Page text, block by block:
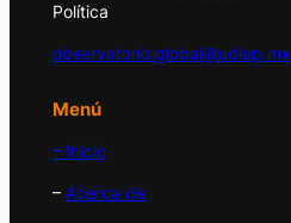
Política
observatorio.global@udlap.mx
Menú
– Inicio
– Acerca de